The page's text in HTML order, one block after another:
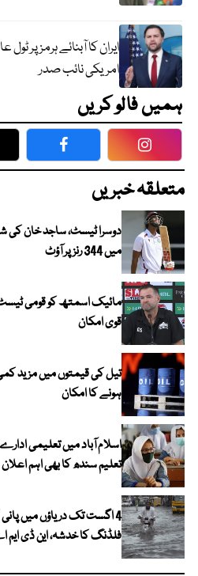
ایران کا آبنائے ہرمز پر
امریکی نائب صدر
ہمیں فالو کریں
Facebook
متعلقہ خبریں
دوسرا ٹیسٹ، ساجد خان کی
میں 344 رنز پر آؤٹ
مائیک اسمتھ کو قومی ٹیسٹ
قوی امکان
تیل کی قیمتوں میں مزید
ہونے کا امکان
اسلام آباد میں تعلیمی
تعلیم سندھ کا بھی اہم اعلان
4 اگست تک دریاؤں میں
فلڈنگ کا خدشہ، این ڈی ایم